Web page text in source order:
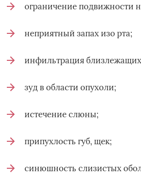
ограничение подвижности
неприятный запах изо рта;
инфильтрация
зуд в области опухоли;
истечение слюны;
припухлость губ, щек;
синюшность слизистых